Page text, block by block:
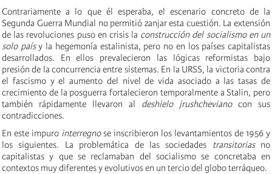
Contrariamente a lo que él esperaba, el escenario concreto de la
Segunda Guerra Mundial no permitió zanjar esta cuestión. La extensión
de las revoluciones puso en crisis la construcción del socialismo en un
solo paísy la hegemonía estalinista, pero no en los países capitalistas
desarrollados. En ellos prevalecieron las lógicas reformistas bajo
presión de la concurrencia entre sistemas. En la URSS, la victoria contra
el fascismo y el aumento del nivel de vida asociado a las tasas de
crecimiento de la posguerra fortalecieron temporalmente a Stalin, pero
también rápidamente llevaron al deshielo jrushchevianocon sus
contradicciones.
En este impuro interregnose inscribieron los levantamientos de 1956 y
los siguientes. La problemática de las sociedades transitoriasno
capitalistas y que se reclamaban del socialismo se concretaba en
contextos muy diferentes y evolutivos en un tercio del globo terráqueo.